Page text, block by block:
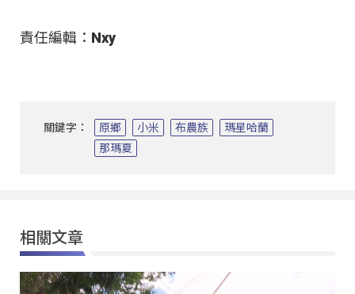
責任編輯：Nxy
關鍵字： 原鄉 小米 布農族
瑪星哈蘭
那瑪夏
相關文章